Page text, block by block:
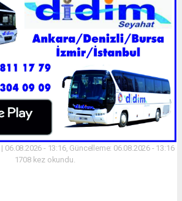
- 13:16, Güncelleme: 06.08.2026 - 13:16
1708 kez okundu.